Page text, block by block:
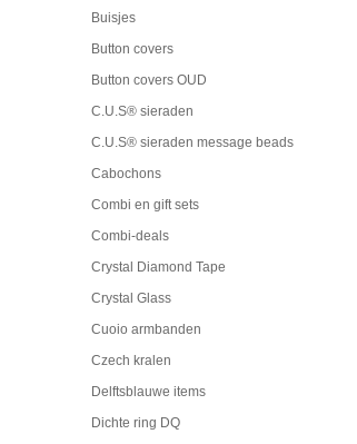
Buisjes
Button covers
Button covers OUD
C.U.S® sieraden
C.U.S® sieraden message beads
Cabochons
Combi en gift sets
Combi-deals
Crystal Diamond Tape
Crystal Glass
Cuoio armbanden
Czech kralen
Delftsblauwe items
Dichte ring DQ